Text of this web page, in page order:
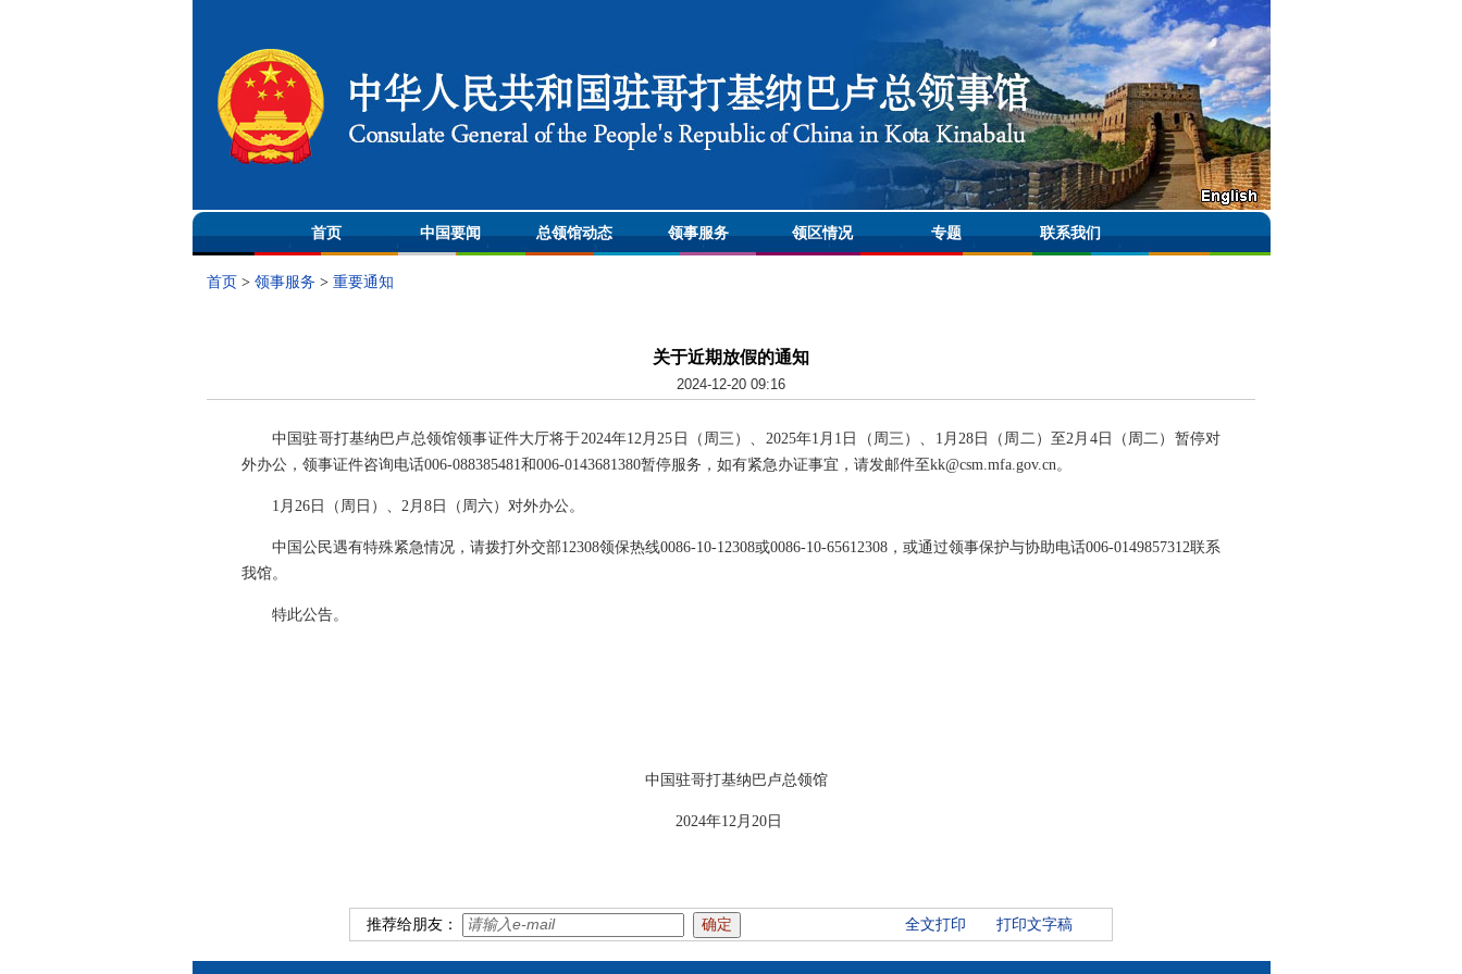
首页 中国要闻 总领馆动态 领事服务 领区情况 专题 联系我们
首页 > 领事服务 > 重要通知
关于近期放假的通知
2024-12-20 09:16
中国驻哥打基纳巴卢总领馆领事证件大厅将于2024年12月25日（周三）、2025年1月1日（周三）、1月28日（周二）至2月4日（周二）暂停对
外办公，领事证件咨询电话006-088385481和006-0143681380暂停服务，如有紧急办证事宜，请发邮件至kk@csm.mfa.gov.cn。
1月26日（周日）、2月8日（周六）对外办公。
中国公民遇有特殊紧急情况，请拨打外交部12308领保热线0086-10-12308或0086-10-65612308，或通过领事保护与协助电话006-0149857312联系
我馆。
特此公告。
中国驻哥打基纳巴卢总领馆
2024年12月20日
推荐给朋友： 全文打印 打印文字稿